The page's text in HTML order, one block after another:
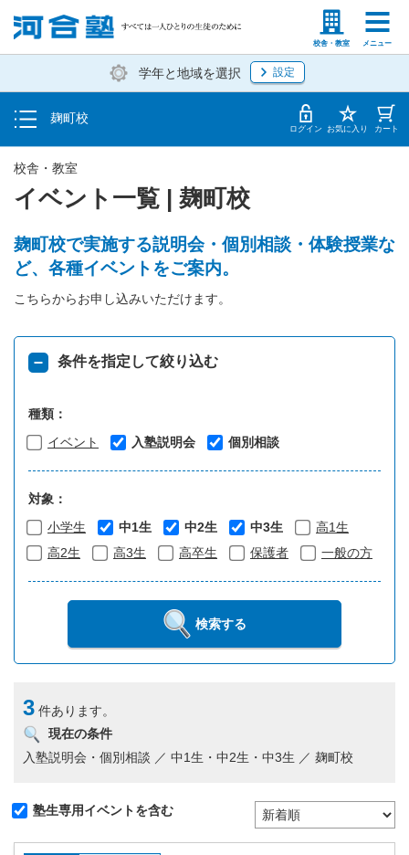
校舎・教室 メニュー
塾生の方 高等学校の先生
学年と地域を選択 設定
麹町校
トップ
地図・アクセス ログイン お気に入り カート
イベント一覧 | 麹町校
校舎・教室
麹町校で実施する説明会・個別相談・体験授業な
ど、各種イベントをご案内。
こちらからお申し込みいただけます。
条件を指定して絞り込む
種類：
イベント
入塾説明会 個別相談
対象：
小学生
中1生 中2生 中3生
高1生
高2生
高3生 高卒生 保護者 一般の方
検索する
3 件あります。
現在の条件
入塾説明会・個別相談 ／ 中1生・中2生・中3生 ／ 麹町校
塾生専用イベントを含む